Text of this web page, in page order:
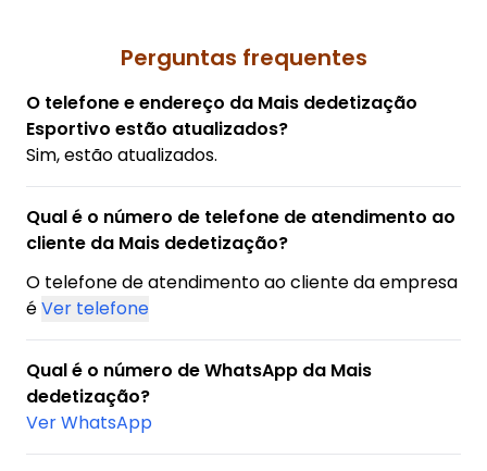
Perguntas frequentes
O telefone e endereço da Mais dedetização
Esportivo estão atualizados?
Sim, estão atualizados.
Qual é o número de telefone de atendimento ao
cliente da Mais dedetização?
O telefone de atendimento ao cliente da empresa
éVer telefone
Qual é o número de WhatsApp da Mais
dedetização?
Ver WhatsApp